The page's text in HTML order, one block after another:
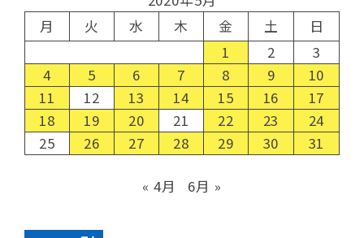
月
火 水 木 金 土
日
1
2
3
4
5 6 7 8 9
10
11
12 13 14 15 16
17
18
19 20 21 22 23
24
25
26 27 28 29 30 31
« 4月 6月 »